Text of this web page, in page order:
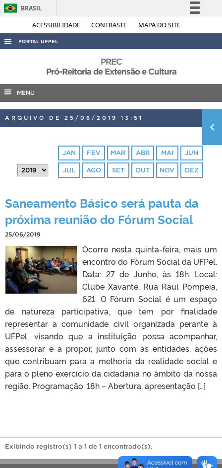
ACESSIBILIDADE CONTRASTE MAPA DO SITE
BRASIL
Simplifique!
Acesso à informação
Legislação
PORTAL UFPEL
AUDITORIA
COBALTO
CONCURSOS
PORTARIAS
PREC
Pró-Reitoria de Extensão e Cultura
MENU
ARQUIVO DE 25/06/2019 13:51
JAN FEV MAR ABR MAI JUN
JUL AGO SET OUT NOV DEZ
Saneamento Básico será pauta da
próxima reunião do Fórum Social
25/06/2019
Ocorre nesta quinta-feira, mais um
encontro do Fórum Social da UFPel.
Data: 27 de Junho, às 18h. Local:
Clube Xavante, Rua Raul Pompeia,
621. O Fórum Social é um espaço
de natureza participativa, que tem por finalidade
representar a comunidade civil organizada perante à
UFPel, visando que a instituição possa acompanhar,
assessorar e a propor, junto com as entidades, ações
que contribuam para a melhoria da realidade social e
para o pleno exercício da cidadania no âmbito da nossa
região. Programação: 18h – Abertura, apresentação […]
Exibindo registro(s) 1 a 1 de 1 encontrado(s).